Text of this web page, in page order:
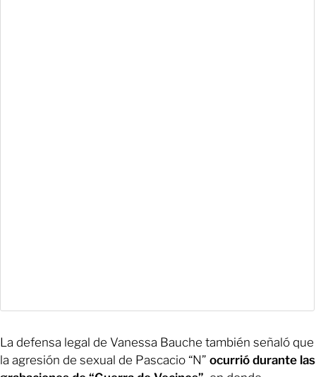
La defensa legal de Vanessa Bauche también señaló que
la agresión de sexual de Pascacio “N” ocurrió durante las